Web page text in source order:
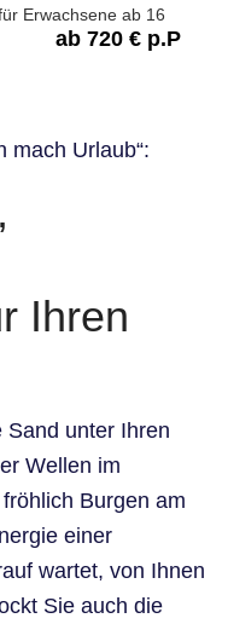
Erwachsene ab 16
ab 720 € p.P
mach Urlaub“:
Ihren
Sand unter Ihren
Wellen im
Burgen am
einer
wartet, von Ihnen
Sie auch die